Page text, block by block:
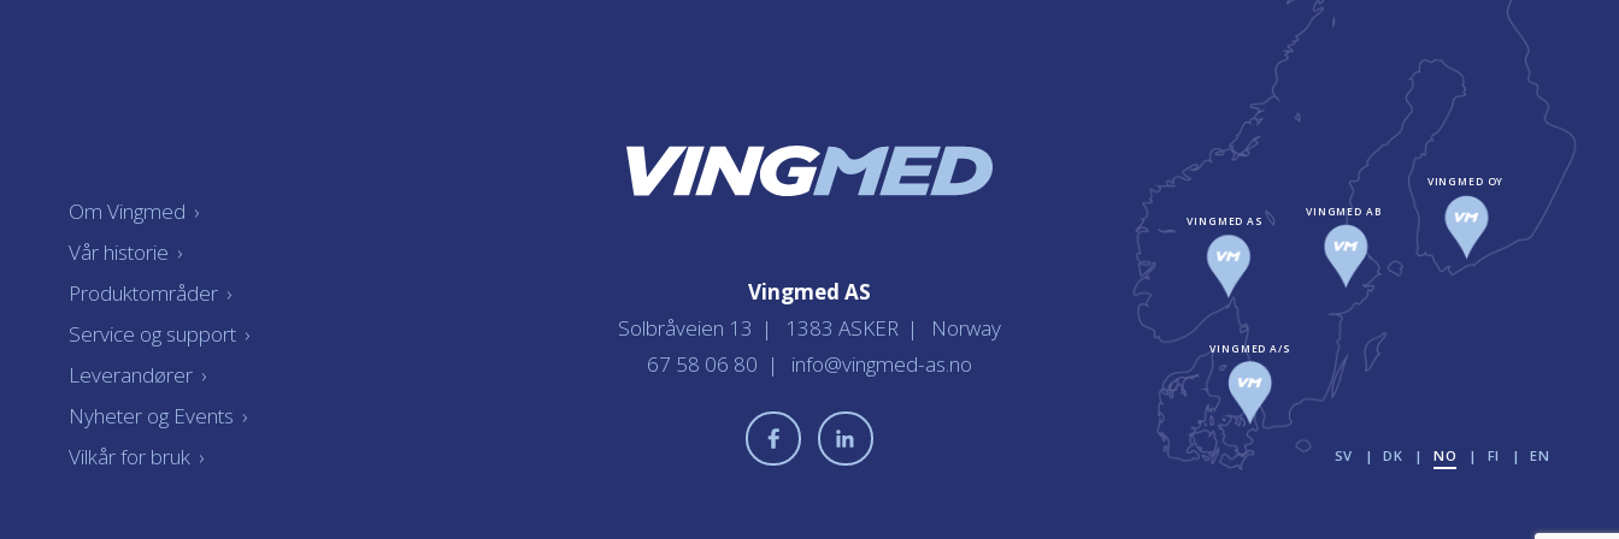
Om Vingmed ›
Vår historie ›
Produktområder ›
Service og support ›
Leverandører ›
Nyheter og Events ›
Vilkår for bruk ›
Vingmed AS
Solbråveien 13
1383 ASKER
Norway
67 58 06 80
info@vingmed-as.no
VINGMED A/S
VINGMED AS
VINGMED AB
VINGMED OY
SV DK NO FI EN